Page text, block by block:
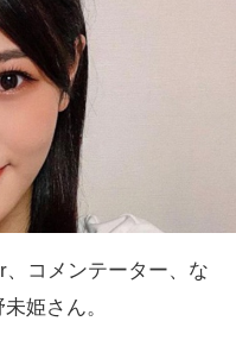
、コメンテーター、な
姫さん。